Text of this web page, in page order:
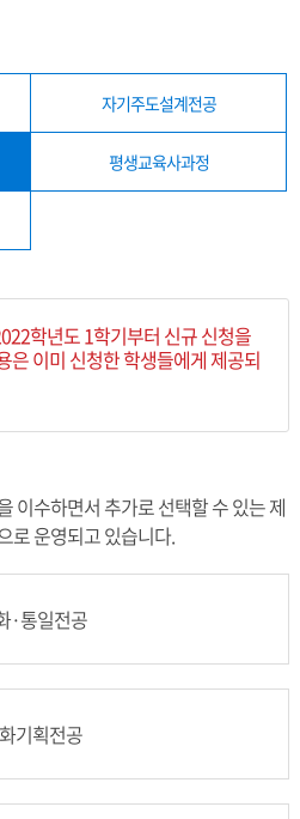
자기주도설계전공
평생교육사과정
학년도 1학기부터 신규 신청을
은 이미 신청한 학생들에게 제공되
이수하면서 추가로 선택할 수 있는 제
로 운영되고 있습니다.
·통일전공
기획전공